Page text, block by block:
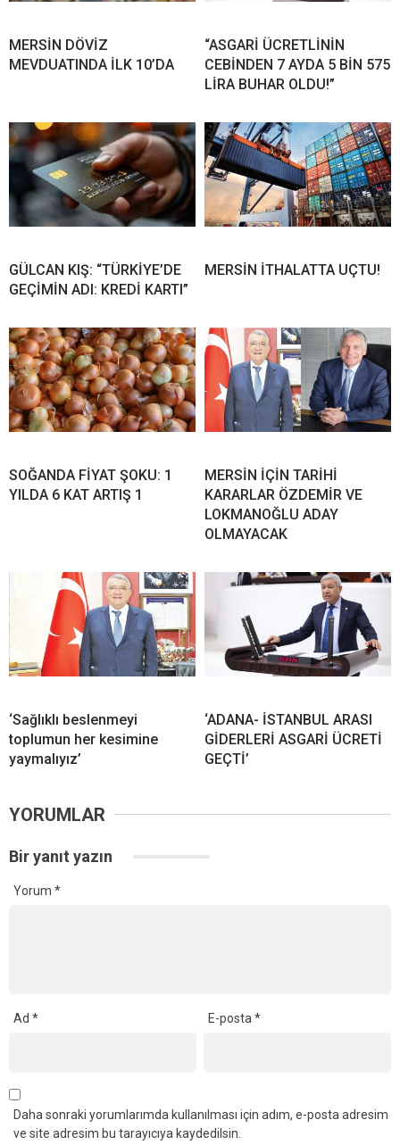
MERSİN DÖVİZ
MEVDUATINDA İLK 10’DA
“ASGARİ ÜCRETLİNİN
CEBİNDEN 7 AYDA 5 BİN 575
LİRA BUHAR OLDU!”
GÜLCAN KIŞ: “TÜRKİYE’DE
GEÇİMİN ADI: KREDİ KARTI”
MERSİN İTHALATTA UÇTU!
SOĞANDA FİYAT ŞOKU: 1
YILDA 6 KAT ARTIŞ 1
MERSİN İÇİN TARİHİ
KARARLAR ÖZDEMİR VE
LOKMANOĞLU ADAY
OLMAYACAK
‘Sağlıklı beslenmeyi
toplumun her kesimine
yaymalıyız’
‘ADANA- İSTANBUL ARASI
GİDERLERİ ASGARİ ÜCRETİ
GEÇTİ’
YORUMLAR
Bir yanıt yazın
Yorum *
Ad * E-posta*
Daha sonraki yorumlarımda kullanılması için adım, e-posta adresim
ve site adresim bu tarayıcıya kaydedilsin.